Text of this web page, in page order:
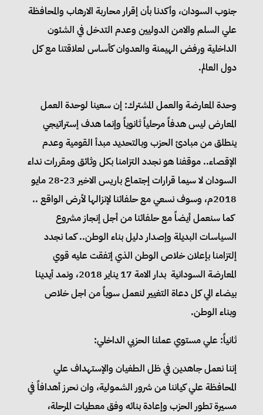
جنوب السودان، وأكدنا بأن إقرار محاربة الارهاب والمحافظة
علي السلم والامن الدوليين وعدم التدخل في الشئون
الداخلية ورفض الهيمنة والعدوان كأساس لعلاقتنا مع كل
دول العالم.
وحدة المعارضة والعمل المشترك: إن سعينا لوحدة العمل
المعارض ليس هدفاً مرحلياً ثانوياً وإنما هدف إستراتيجي
ينطلق من مبادئ الحزب وبالتحديد مبدأ القومية وعدم
الإقصاء.. موقفنا هو نجدد التزامنا بكل وثائق ومقررات نداء
السودان لا سيما قرارات إجتماع باريس الاخير 23-28 مايو
2018م، وسوف نسعي مع حلفائنا لإنزالها لأرض الواقع ..
كما سنعمل أيضاً مع حلفائنا من أجل إنجاز مشروع
السياسات البديلة وإصدار دليل بناء الوطن.. كما نجدد
إلتزامنا بإعلان خلاص الوطن الذي إتفقت عليه قوي
المعارضة السودانية بدار الامة 17 يناير 2018، ونمد أيدينا
بيضاء الي كل دعاة التغيير لنعمل سوياً من اجل خلاص
وبناء الوطن.
ثانياً: علي مستوي عملنا الحزبي الداخلي:
إننا نعمل جاهدين في ظل الطغيان والإستهداف علي
المحافظة علي كياننا من شرور الشمولية، وان نحرز أهدافاً في
مسيرة تطور الحزب وإعادة بنائه وفق معطيات المرحلة،